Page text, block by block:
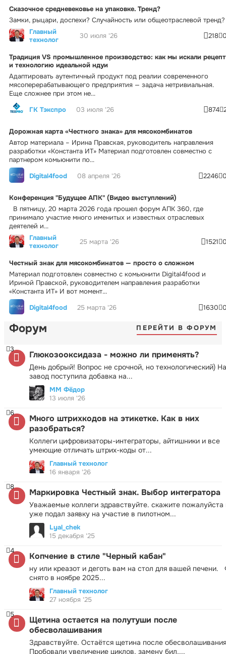
Сказочное средневековье на упаковке. Тренд?
Замки, рыцари, доспехи? Случайность или общеотраслевой тренд?
Главный
технолог
30 июля '26 218
Традиция VS промышленное производство: как мы искали рецепт
и технологию идеальной ндуи
Адаптировать аутентичный продукт под реалии современного
мясоперерабатывающего предприятия — задача нетривиальная.
Еще сложнее при этом не...
ГК Тэкспро
03 июля '26 874
Дорожная карта «Честного знака» для мясокомбинатов
Автор материала – Ирина Правская, руководитель направления
разработки «Константа ИТ» Материал подготовлен совместно с
партнером комьюнити по...
Digital4food
08 апреля '26 2246
Конференция "Будущее АПК" (Видео выступлений)
В пятницу, 20 марта 2026 года прошел форум АПК 360, где
принимало участие много именитых и известных отраслевых
деятелей и...
Главный
технолог
25 марта '26 1521
Честный знак для мясокомбинатов — просто о сложном
Материал подготовлен совместно с комьюнити Digital4food и
Ириной Правской, руководителем направления разработки
«Константа ИТ» И вот момент...
Digital4food
25 марта '26 1630
Форум ПЕРЕЙТИ В ФОРУМ
Глюкозооксидаза - можно ли применять?
День добрый! Вопрос не срочной, но технологический) На
завод поступила добавка на...
3
ММ Фёдор
13 июля '26
Много штрихкодов на этикетке. Как в них
разобраться?
Коллеги цифровизаторы-интеграторы, айтишники и все
умеющие отличать штрих-коды от...
6
Главный технолог
16 января '26
Маркировка Честный знак. Выбор интегратора
Уважаемые коллеги здравствуйте. скажите пожалуйста
уже подал заявку на участие в пилотном...
8
Lyal_chek
15 декабря '25
Копчение в стиле "Черный кабан"
ну или креазот и деготь вам на стол для вашей печени.
снято в ноябре 2025...
4
Главный технолог
27 ноября '25
Щетина остается на полутуши после
обесволашивания
Здравствуйте. Остаётся щетина после
Пробовали увеличение циклов, замену бил,...
5